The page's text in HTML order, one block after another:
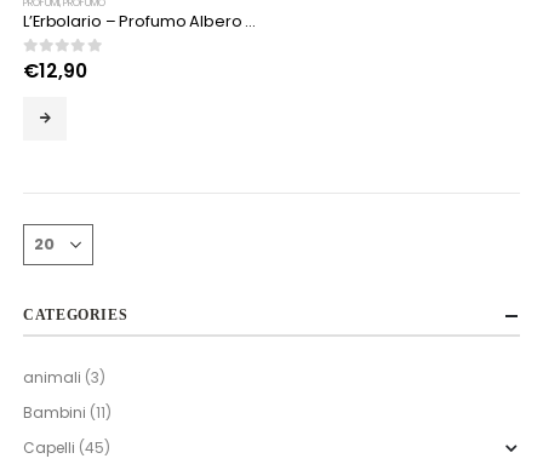
L’Erbolario – Profumo Albero di Giada
0Su 5
€12,90
CATEGORIES
animali (3)
Bambini (11)
Capelli (45)